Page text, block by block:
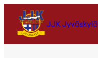
JJK Jyväskylä